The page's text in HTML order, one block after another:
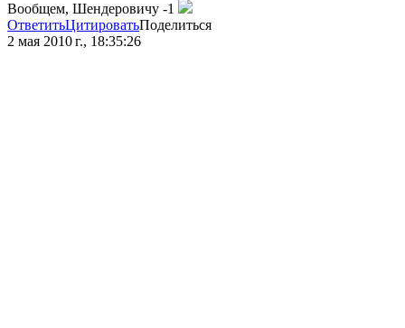
Вообщем, Шендеровичу -1
ОтветитьЦитироватьПоделиться
2 мая 2010 г., 18:35:26